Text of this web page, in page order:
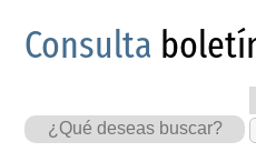
Consulta